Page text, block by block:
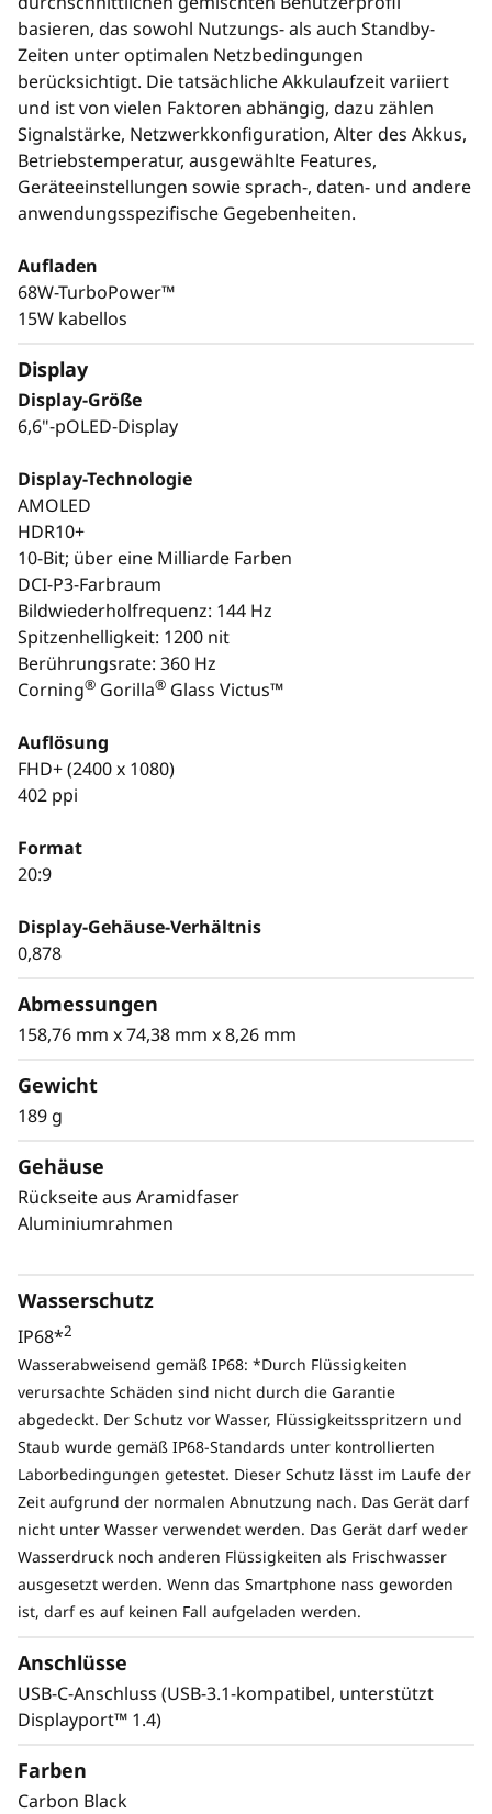
basieren, das sowohl Nutzungs- als auch Standby-
Zeiten unter optimalen Netzbedingungen
berücksichtigt. Die tatsächliche Akkulaufzeit variiert
und ist von vielen Faktoren abhängig, dazu zählen
Signalstärke, Netzwerkkonfiguration, Alter des Akkus,
Betriebstemperatur, ausgewählte Features,
Geräteeinstellungen sowie sprach-, daten- und andere
anwendungsspezifische Gegebenheiten.
Aufladen
68W-TurboPower™
15W kabellos
Display
Display-Größe
6,6"-pOLED-Display
Display-Technologie
AMOLED
HDR10+
10-Bit; über eine Milliarde Farben
DCI-P3-Farbraum
Bildwiederholfrequenz: 144 Hz
Spitzenhelligkeit: 1200 nit
Berührungsrate: 360 Hz
Corning® Gorilla® Glass Victus™
Auflösung
FHD+ (2400 x 1080)
402 ppi
Format
20:9
Display-Gehäuse-Verhältnis
0,878
Abmessungen
158,76 mm x 74,38 mm x 8,26 mm
Gewicht
189 g
Gehäuse
Rückseite aus Aramidfaser
Aluminiumrahmen
Wasserschutz
IP68*2
Wasserabweisend gemäß IP68: *Durch Flüssigkeiten
verursachte Schäden sind nicht durch die Garantie
abgedeckt. Der Schutz vor Wasser, Flüssigkeitsspritzern und
Staub wurde gemäß IP68-Standards unter kontrollierten
Laborbedingungen getestet. Dieser Schutz lässt im Laufe der
Zeit aufgrund der normalen Abnutzung nach. Das Gerät darf
nicht unter Wasser verwendet werden. Das Gerät darf weder
Wasserdruck noch anderen Flüssigkeiten als Frischwasser
ausgesetzt werden. Wenn das Smartphone nass geworden
ist, darf es auf keinen Fall aufgeladen werden.
Anschlüsse
USB-C-Anschluss (USB-3.1-kompatibel, unterstützt
Displayport™ 1.4)
Farben
Carbon Black